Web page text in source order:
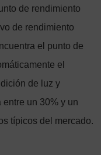
de rendimiento
de rendimiento
el punto de
el
de luz y
un 30% y un
típicos del mercado.